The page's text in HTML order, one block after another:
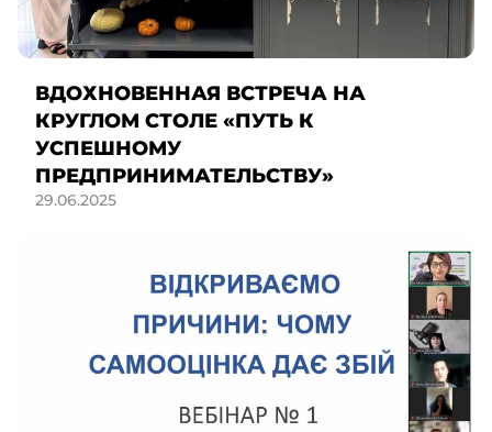
ВДОХНОВЕННАЯ ВСТРЕЧА НА
КРУГЛОМ СТОЛЕ «ПУТЬ К
УСПЕШНОМУ
ПРЕДПРИНИМАТЕЛЬСТВУ»
29.06.2025